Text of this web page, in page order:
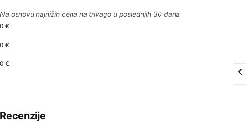
Na osnovu najnižih cena na trivago u poslednjih 30 dana
0 €
0 €
0 €
Recenzije